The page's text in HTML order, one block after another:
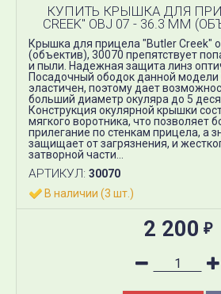
КУПИТЬ КРЫШКА ДЛЯ
CREEK" OBJ 07 - 36.3 MM
Крышка для прицела "Butler Creek"
(объектив), 30070 препятствует
и пыли. Надежная защита линз
Посадочный ободок данной модели
эластичен, поэтому дает
больший диаметр окуляра до 5
Конструкция окулярной крышки
мягкого воротника, что позволяет
прилегание по стенкам прицела, а
защищает от загрязнения, и
затворной части...
АРТИКУЛ: 30070
В наличии (3 шт.)
2 200 ₽